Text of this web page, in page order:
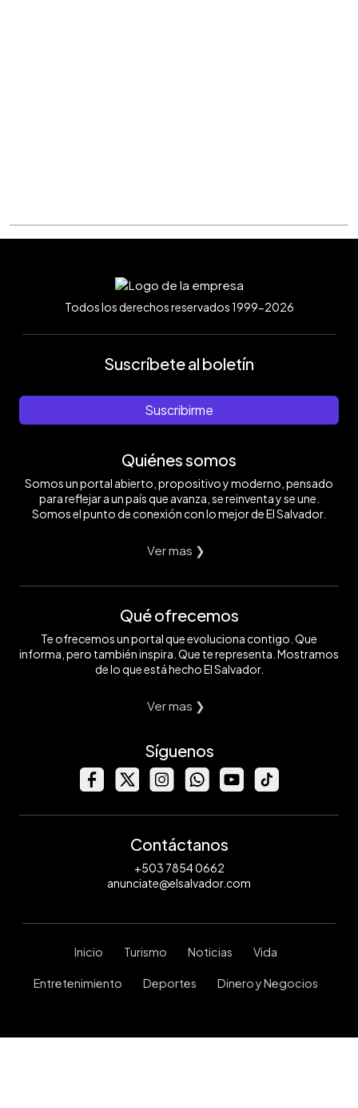
Todos los derechos reservados 1999-2026
Suscríbete al boletín
Suscribirme
Quiénes somos
Somos un portal abierto, propositivo y moderno, pensado
para reflejar a un país que avanza, se reinventa y se une.
Somos el punto de conexión con lo mejor de El Salvador.
Ver mas ❯
Qué ofrecemos
Te ofrecemos un portal que evoluciona contigo. Que
informa, pero también inspira. Que te representa. Mostramos
de lo que está hecho El Salvador.
Ver mas ❯
Síguenos
Contáctanos
+503 7854 0662
anunciate@elsalvador.com
Inicio Turismo Noticias Vida
Entretenimiento Deportes Dinero y Negocios